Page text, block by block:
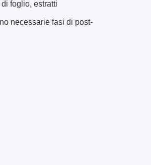
foglio, estratti
necessarie fasi di post-